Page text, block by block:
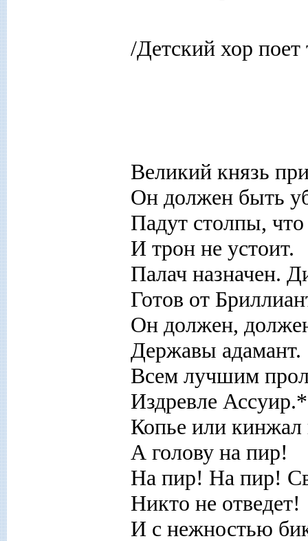
/Детский хор
Великий князь
Он должен быть
Падут столпы,
И трон не устоит.
Палач назначен.
Готов от
Он должен,
Державы адамант.
Всем лучшим
Издревле Ассуир.*
Копье или кинжал
А голову на пир!
На пир! На пир!
Никто не отведет!
И с нежностью